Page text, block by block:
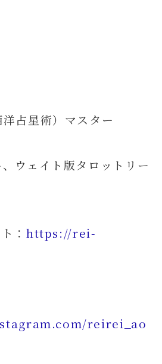
占星術）マスター
ウェイト版タロットリー
：https://rei-
reirei_ao